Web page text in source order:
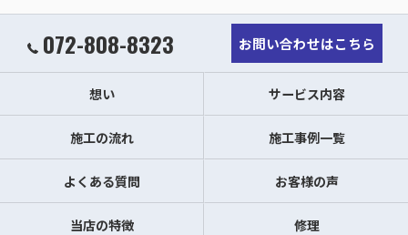
072-808-8323 お問い合わせはこちら
想い サービス内容
施工の流れ 施工事例一覧
よくある質問 お客様の声
当店の特徴 修理